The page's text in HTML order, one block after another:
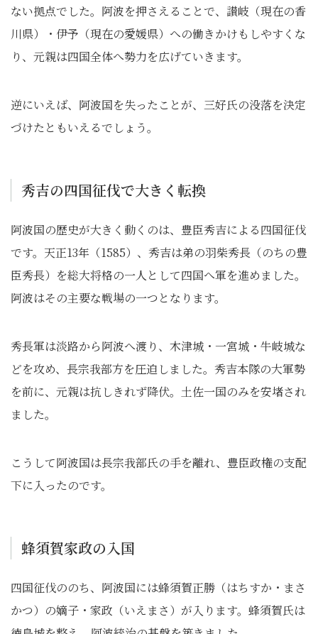
ない拠点でした。阿波を押さえることで、讃岐（現在の香
川県）・伊予（現在の愛媛県）への働きかけもしやすくな
り、元親は四国全体へ勢力を広げていきます。
逆にいえば、阿波国を失ったことが、三好氏の没落を決定
づけたともいえるでしょう。
秀吉の四国征伐で大きく転換
阿波国の歴史が大きく動くのは、豊臣秀吉による四国征伐
です。天正13年（1585）、秀吉は弟の羽柴秀長（のちの豊
臣秀長）を総大将格の一人として四国へ軍を進めました。
阿波はその主要な戦場の一つとなります。
秀長軍は淡路から阿波へ渡り、木津城・一宮城・牛岐城な
どを攻め、長宗我部方を圧迫しました。秀吉本隊の大軍勢
を前に、元親は抗しきれず降伏。土佐一国のみを安堵され
ました。
こうして阿波国は長宗我部氏の手を離れ、豊臣政権の支配
下に入ったのです。
蜂須賀家政の入国
四国征伐ののち、阿波国には蜂須賀正勝（はちすか・まさ
かつ）の嫡子・家政（いえまさ）が入ります。蜂須賀氏は